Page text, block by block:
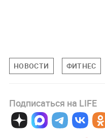
НОВОСТИ ФИТНЕС
Подписаться на LIFE